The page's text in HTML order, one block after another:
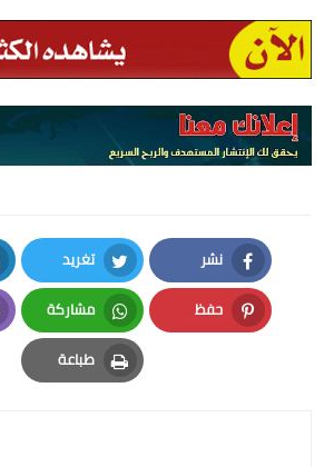
نشر
Facebook
تغريد
Twitter
حفظ
Pinterest
مشاركة
Whatsapp
طباعة
Print